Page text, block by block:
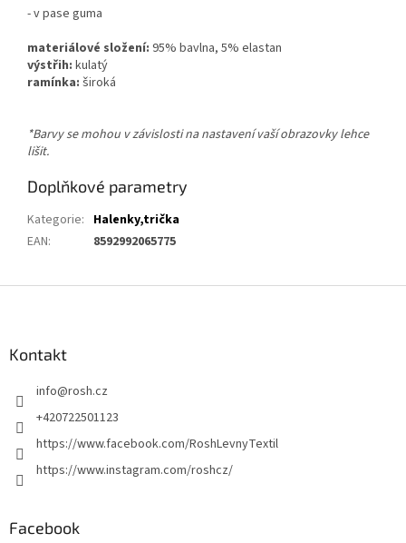
- v pase guma
materiálové složení: 95% bavlna, 5% elastan
výstřih: kulatý
ramínka: široká
*Barvy se mohou v závislosti na nastavení vaší obrazovky lehce
lišit.
Doplňkové parametry
Kategorie: Halenky,trička
EAN: 8592992065775
Kontakt
info@rosh.cz
+420722501123
https://www.facebook.com/RoshLevnyTextil
https://www.instagram.com/roshcz/
Facebook